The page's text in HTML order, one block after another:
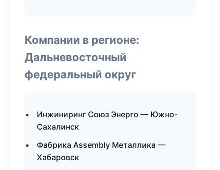
Компании в регионе:
Дальневосточный
федеральный округ
Инжиниринг Союз Энерго — Южно-
Сахалинск
Фабрика Assembly Металлика —
Хабаровск